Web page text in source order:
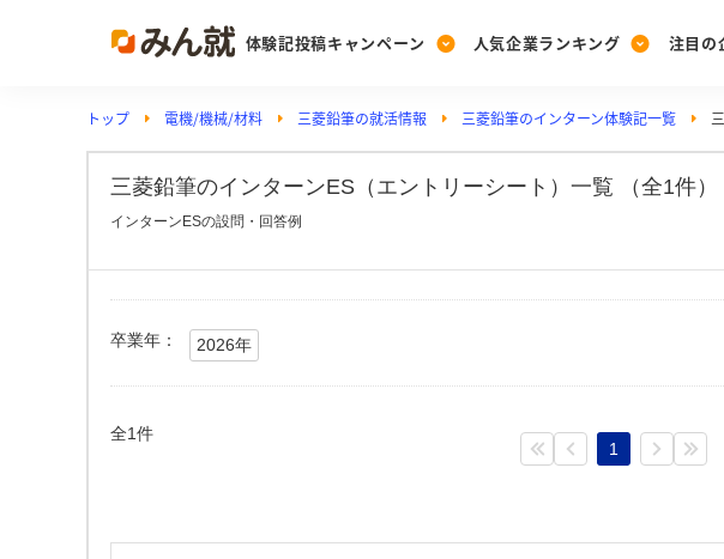
体験記投稿キャンペーン
Post
投稿する
[27卒] 本
人気企業ランキング
Ranking
ランキングを見る
みんなの
Vote
注目の
PickUp
注目の企業特集
トップ 電機/機械/材料 三菱鉛筆の就活情報 三菱鉛筆のインターン体験記一覧
三菱鉛筆のインターンES（エントリーシート）一覧 （全1件）
インターンESの設問・回答例
卒業年： 2026年
全1件
1